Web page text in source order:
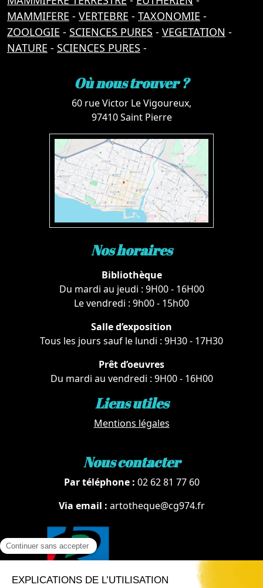
MAMMIFERE - VERTEBRE - TAXONOMIE -
ZOOLOGIE - SCIENCES PURES - VEGETATION -
NATURE - SCIENCES PURES -
Où nous trouver ?
60 rue Victor Le Vigoureux,
97410 Saint Pierre
Nos horaires
Bibliothèque
Du mardi au jeudi : 9H00 - 16H00
Le vendredi : 9h00 - 15h00
Salle d’exposition
Tous les jours sauf le lundi : 9H30 - 17H30
Prêt d’oeuvres
Du mardi au vendredi : 9H00 - 16H00
Liens utiles
Mentions légales
Nous contacter
Par téléphone : 02 62 81 77 60
Via email : artotheque@cg974.fr